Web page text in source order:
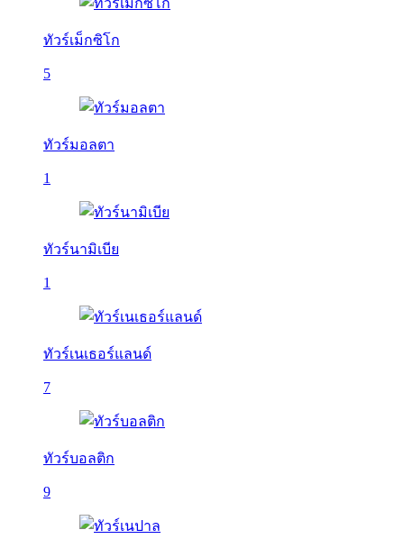
ทัวร์เม็กซิโก
5
ทัวร์มอลตา
1
ทัวร์นามิเบีย
1
ทัวร์เนเธอร์แลนด์
7
ทัวร์บอลติก
9